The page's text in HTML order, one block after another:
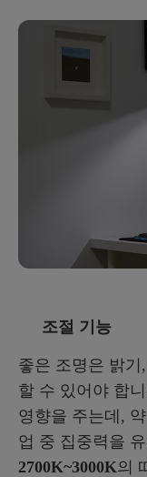
조절 기능
좋은 조명은 밝
할 수 있어야 합
영향을 주는데, 약
업 중 집중력을
2700K~3000K의